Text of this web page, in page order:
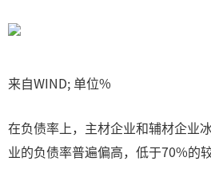
来自WIND; 单位%
在负债率上，主材企业和辅材企业
业的负债率普遍偏高，低于70%的较